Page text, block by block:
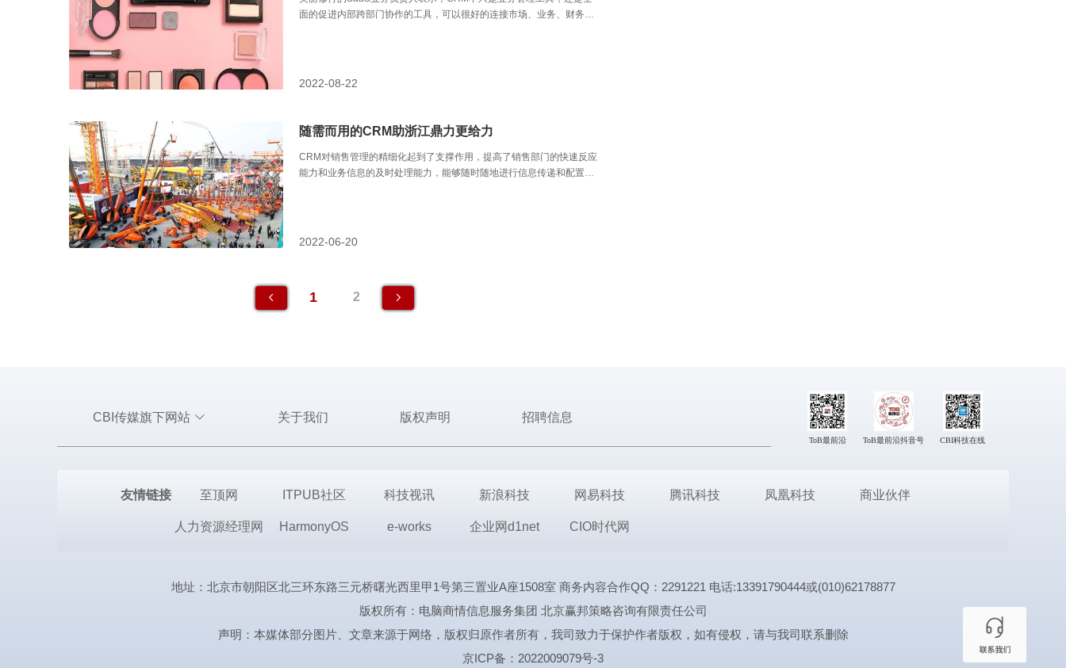
面的促进内部跨部门协作的工具，可以很好的连接市场、业务、财务、
2022-08-22
随需而用的CRM助浙江鼎力更给力
CRM对销售管理的精细化起到了支撑作用，提高了销售部门的快速反应
能力和业务信息的及时处理能力，能够随时随地进行信息传递和配置，
2022-06-20
1 2
CBI传媒旗下网站 关于我们 版权声明 招聘信息
ToB最前沿 ToB最前沿抖音号 CBI科技在线
友情链接 至顶网 ITPUB社区 科技视讯 新浪科技 网易科技 腾讯科技 凤凰科技 商业伙伴
人力资源经理网 HarmonyOS e-works 企业网d1net CIO时代网
地址：北京市朝阳区北三环东路三元桥曙光西里甲1号第三置业A座1508室 商务内容合作QQ：2291221 电话:13391790444或(010)62178877
版权所有：电脑商情信息服务集团 北京赢邦策略咨询有限责任公司
声明：本媒体部分图片、文章来源于网络，版权归原作者所有，我司致力于保护作者版权，如有侵权，请与我司联系删除
京ICP备：2022009079号-3